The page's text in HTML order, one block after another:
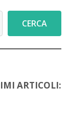
CERCA
ARTICOLI: